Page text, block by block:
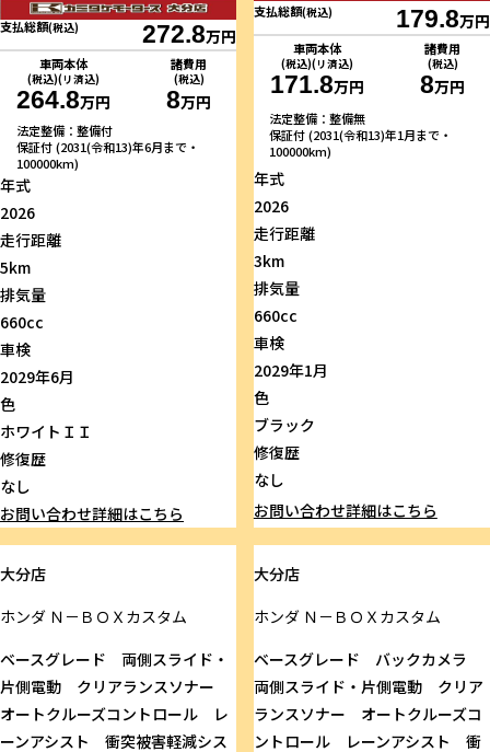
支払総額(税込) 272.8万円
車両本体
(税込)(リ済込)
264.8万円
諸費用
(税込)
8万円
法定整備：整備付
保証付 (2031(令和13)年6月まで・
100000km)
年式
2026
走行距離
5km
排気量
660cc
車検
2029年6月
色
ホワイトＩＩ
修復歴
なし
お問い合わせ詳細はこちら
支払総額(税込) 179.8万円
車両本体
(税込)(リ済込)
171.8万円
諸費用
(税込)
8万円
法定整備：整備無
保証付 (2031(令和13)年1月まで・
100000km)
年式
2026
走行距離
3km
排気量
660cc
車検
2029年1月
色
ブラック
修復歴
なし
お問い合わせ詳細はこちら
大分店
ホンダ Ｎ－ＢＯＸカスタム
ベースグレード 両側スライド・
片側電動 クリアランスソナー
オートクルーズコントロール レ
ーンアシスト 衝突被害軽減シス
大分店
ホンダＮ－ＢＯＸカスタム
ベースグレード バックカメラ
両側スライド・片側電動 クリア
ランスソナー オートクルーズコ
ントロール レーンアシスト 衝